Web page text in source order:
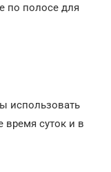
по полосе для
использовать
суток и в